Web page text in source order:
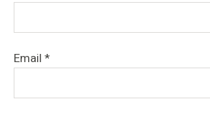
Email *